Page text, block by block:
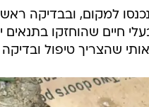
למקום, ובבדיקה
חיים שהוחזקו בתנאים
שהצריך טיפול